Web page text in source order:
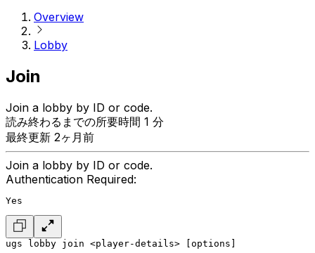
Overview
Lobby
Join
Join a lobby by ID or code.
読み終わるまでの所要時間 1 分
最終更新 2ヶ月前
Join a lobby by ID or code.
Authentication Required:
Yes
ugs lobby join <player-details> [options]